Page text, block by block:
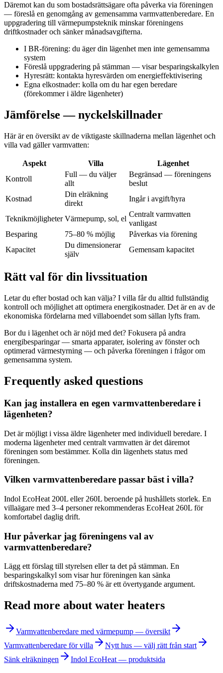
Däremot kan du som bostadsrättsägare ofta påverka via föreningen
— föreslå en genomgång av gemensamma varmvattenberedare. En
uppgradering till värmepumpsteknik minskar föreningens
driftkostnader och sänker månadsavgifterna.
I BR-förening: du äger din lägenhet men inte gemensamma
system
Föreslå uppgradering på stämman — visar besparingskalkylen
Hyresrätt: kontakta hyresvärden om energieffektivisering
Egna elkostnader: kolla om du har egen beredare
(förekommer i äldre lägenheter)
Jämförelse — nyckelskillnader
Här är en översikt av de viktigaste skillnaderna mellan lägenhet och
villa vad gäller varmvatten:
Aspekt Villa
Lägenhet
Kontroll
Full — du väljer
allt
Begränsad — föreningens
beslut
Kostnad
Din elräkning
direkt
Ingår i avgift/hyra
Teknikmöjligheter Värmepump, sol, el
Centralt varmvatten
vanligast
Besparing
75–80 % möjlig
Påverkas via förening
Kapacitet
Du dimensionerar
själv
Gemensam kapacitet
Rätt val för din livssituation
Letar du efter bostad och kan välja? I villa får du alltid fullständig
kontroll och möjlighet att optimera energikostnader. Det är en av de
ekonomiska fördelarna med villaboendet som sällan lyfts fram.
Bor du i lägenhet och är nöjd med det? Fokusera på andra
energibesparingar — smarta apparater, isolering av fönster och
optimerad värmestyrning — och påverka föreningen i frågor om
gemensamma system.
Frequently asked questions
Kan jag installera en egen varmvattenberedare i
lägenheten?
Det är möjligt i vissa äldre lägenheter med individuell beredare. I
moderna lägenheter med centralt varmvatten är det däremot
föreningen som bestämmer. Kolla din lägenhets status med
föreningen.
Vilken varmvattenberedare passar bäst i villa?
Indol EcoHeat 200L eller 260L beroende på hushållets storlek. En
villaägare med 3–4 personer rekommenderas EcoHeat 260L för
komfortabel daglig drift.
Hur påverkar jag föreningens val av
varmvattenberedare?
Lägg ett förslag till styrelsen eller ta det på stämman. En
besparingskalkyl som visar hur föreningen kan sänka
driftskostnaderna med 75–80 % är ett övertygande argument.
Read more about water heaters
Varmvattenberedare med värmepump — översikt
Varmvattenberedare för villa
Nytt hus — välj rätt från start
Sänk elräkningen
Indol EcoHeat — produktsida